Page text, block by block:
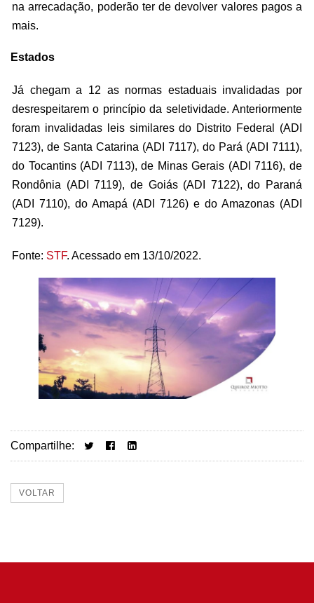
na arrecadação, poderão ter de devolver valores pagos a
mais.
Estados
Já chegam a 12 as normas estaduais invalidadas por
desrespeitarem o princípio da seletividade. Anteriormente
foram invalidadas leis similares do Distrito Federal (ADI
7123), de Santa Catarina (ADI 7117), do Pará (ADI 7111),
do Tocantins (ADI 7113), de Minas Gerais (ADI 7116), de
Rondônia (ADI 7119), de Goiás (ADI 7122), do Paraná
(ADI 7110), do Amapá (ADI 7126) e do Amazonas (ADI
7129).
Fonte: STF. Acessado em 13/10/2022.
Compartilhe:
VOLTAR